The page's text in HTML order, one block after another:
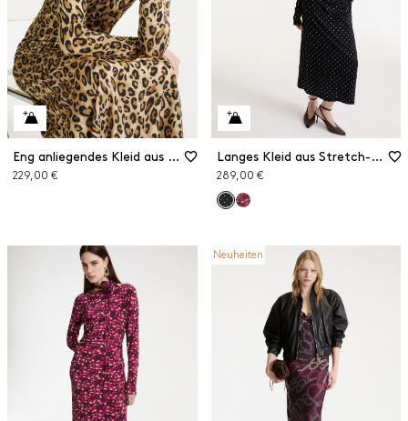
Eng anliegendes Kleid aus Jersey
229,00 €
Langes Kleid aus Stretch-Jersey
289,00 €
Neuheiten